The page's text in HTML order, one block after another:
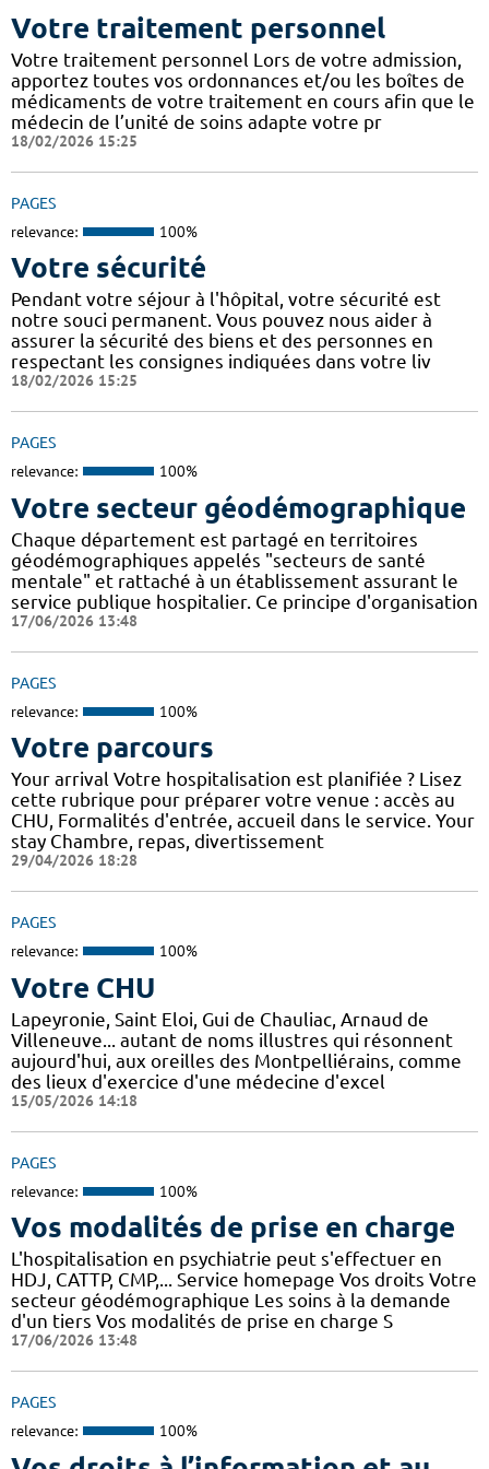
Votre traitement personnel
Votre traitement personnel Lors de votre admission,
apportez toutes vos ordonnances et/ou les boîtes de
médicaments de votre traitement en cours afin que le
médecin de l’unité de soins adapte votre pr
18/02/2026 15:25
PAGES
relevance: 100%
Votre sécurité
Pendant votre séjour à l'hôpital, votre sécurité est
notre souci permanent. Vous pouvez nous aider à
assurer la sécurité des biens et des personnes en
respectant les consignes indiquées dans votre liv
18/02/2026 15:25
PAGES
relevance: 100%
Votre secteur géodémographique
Chaque département est partagé en territoires
géodémographiques appelés "secteurs de santé
mentale" et rattaché à un établissement assurant le
service publique hospitalier. Ce principe d'organisation
17/06/2026 13:48
PAGES
relevance: 100%
Votre parcours
Your arrival Votre hospitalisation est planifiée ? Lisez
cette rubrique pour préparer votre venue : accès au
CHU, Formalités d'entrée, accueil dans le service. Your
stay Chambre, repas, divertissement
29/04/2026 18:28
PAGES
relevance: 100%
Votre CHU
Lapeyronie, Saint Eloi, Gui de Chauliac, Arnaud de
Villeneuve... autant de noms illustres qui résonnent
aujourd'hui, aux oreilles des Montpelliérains, comme
des lieux d'exercice d'une médecine d'excel
15/05/2026 14:18
PAGES
relevance: 100%
Vos modalités de prise en charge
L'hospitalisation en psychiatrie peut s'effectuer en
HDJ, CATTP, CMP,... Service homepage Vos droits Votre
secteur géodémographique Les soins à la demande
d'un tiers Vos modalités de prise en charge S
17/06/2026 13:48
PAGES
relevance: 100%